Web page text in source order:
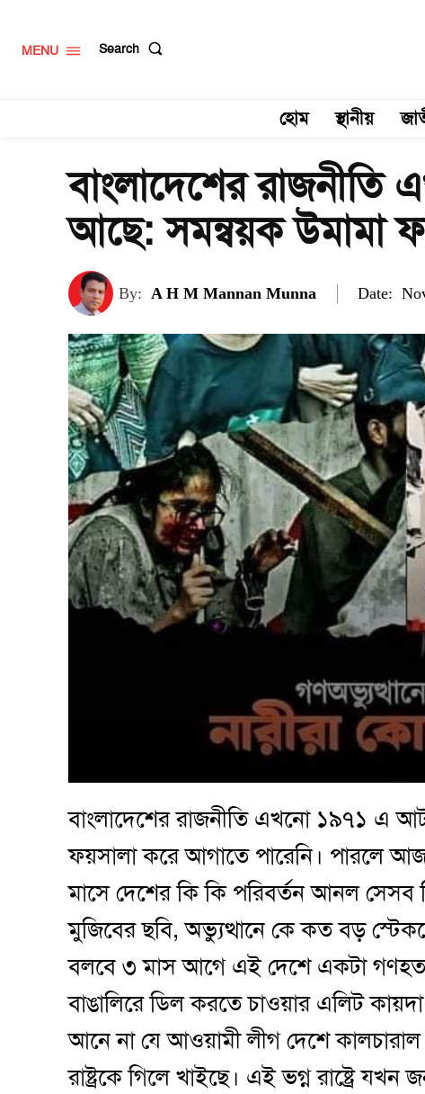
MENU Search
হোম স্থানীয়
বাংলাদেশের
আছে: সমন্বয়ক উমামা
By: A H M Mannan Munna Date:
বাংলাদেশের রাজনীতি এখনো ১৯৭১ এ
ফয়সালা করে আগাতে পারেনি। পারলে
মাসে দেশের কি কি পরিবর্তন আনল সেসব
মুজিবের ছবি, অভ্যুত্থানে কে কত বড়
বলবে ৩ মাস আগে এই দেশে একটা
বাঙালিরে ডিল করতে চাওয়ার এলিট
আনে না যে আওয়ামী লীগ দেশে
রাষ্ট্রকে গিলে খাইছে। এই ভগ্ন রাষ্ট্রে